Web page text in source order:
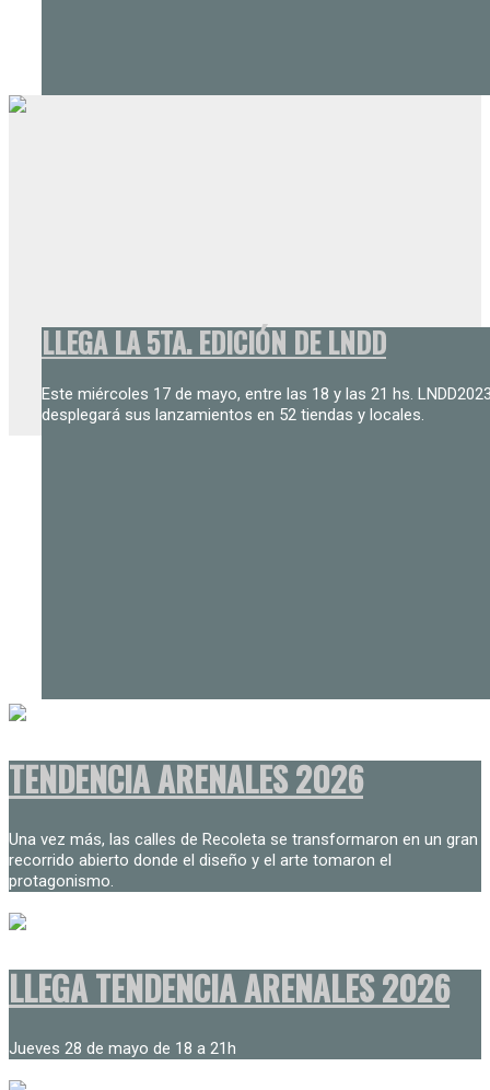
LLEGA LA 5TA. EDICIÓN DE LNDD
Este miércoles 17 de mayo, entre las 18 y las 21 hs.
desplegará sus lanzamientos en 52 tiendas y locales.
TENDENCIA ARENALES 2026
Una vez más, las calles de Recoleta se transformaron en un gran
recorrido abierto donde el diseño y el arte tomaron el
protagonismo.
LLEGA TENDENCIA ARENALES 2026
Jueves 28 de mayo de 18 a 21h